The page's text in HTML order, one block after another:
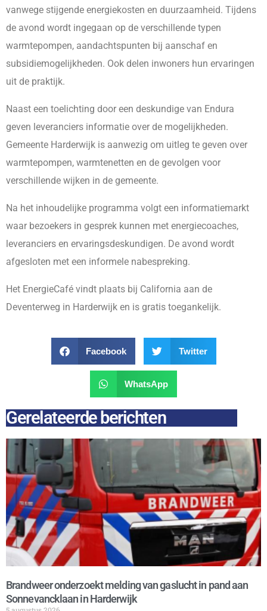
vanwege stijgende energiekosten en duurzaamheid. Tijdens
de avond wordt ingegaan op de verschillende typen
warmtepompen, aandachtspunten bij aanschaf en
subsidiemogelijkheden. Ook delen inwoners hun ervaringen
uit de praktijk.
Naast een toelichting door een deskundige van Endura
geven leveranciers informatie over de mogelijkheden.
Gemeente Harderwijk is aanwezig om uitleg te geven over
warmtepompen, warmtenetten en de gevolgen voor
verschillende wijken in de gemeente.
Na het inhoudelijke programma volgt een informatiemarkt
waar bezoekers in gesprek kunnen met energiecoaches,
leveranciers en ervaringsdeskundigen. De avond wordt
afgesloten met een informele nabespreking.
Het EnergieCafé vindt plaats bij California aan de
Deventerweg in Harderwijk en is gratis toegankelijk.
Facebook Twitter
WhatsApp
Gerelateerde berichten
Brandweer onderzoekt melding van gaslucht in pand aan
Sonnevancklaan in Harderwijk